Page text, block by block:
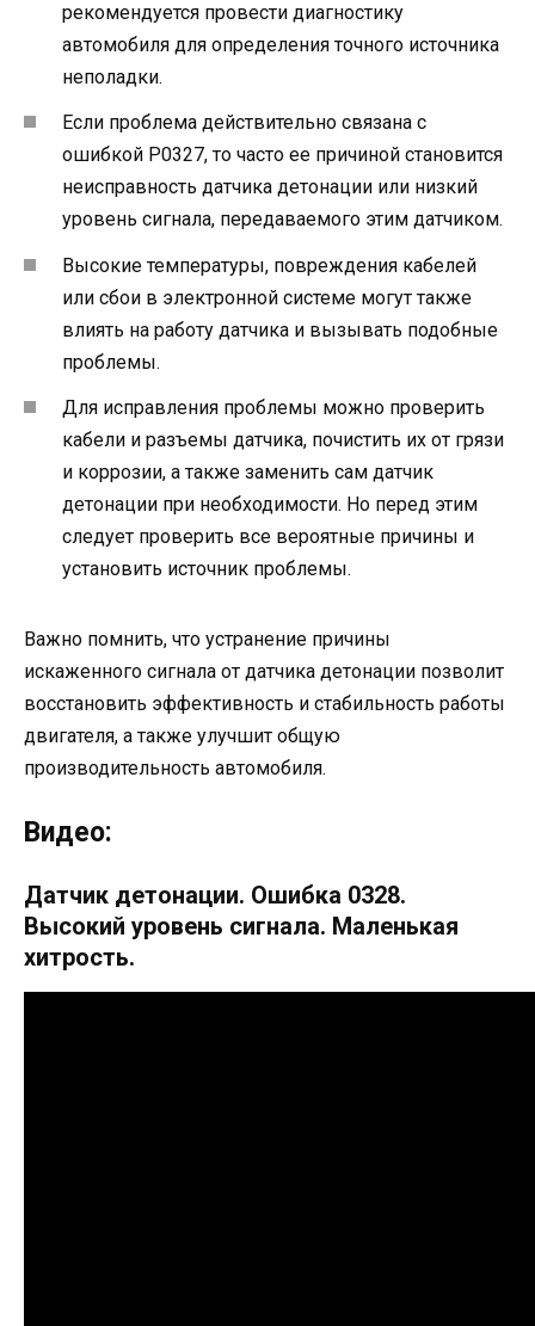
рекомендуется провести диагностику
автомобиля для определения точного источника
неполадки.
Если проблема действительно связана с
ошибкой P0327, то часто ее причиной становится
неисправность датчика детонации или низкий
уровень сигнала, передаваемого этим датчиком.
Высокие температуры, повреждения кабелей
или сбои в электронной системе могут также
влиять на работу датчика и вызывать подобные
проблемы.
Для исправления проблемы можно проверить
кабели и разъемы датчика, почистить их от грязи
и коррозии, а также заменить сам датчик
детонации при необходимости. Но перед этим
следует проверить все вероятные причины и
установить источник проблемы.
Важно помнить, что устранение причины
искаженного сигнала от датчика детонации позволит
восстановить эффективность и стабильность работы
двигателя, а также улучшит общую
производительность автомобиля.
Видео:
Датчик детонации. Ошибка 0328.
Высокий уровень сигнала. Маленькая
хитрость.